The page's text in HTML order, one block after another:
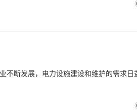
不断发展，电力设施建设和维护的需求日